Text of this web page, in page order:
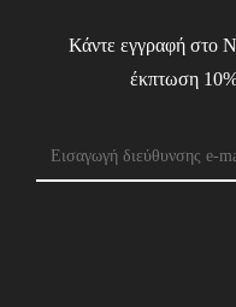
Κάντε εγγραφή στο
έκπτωση